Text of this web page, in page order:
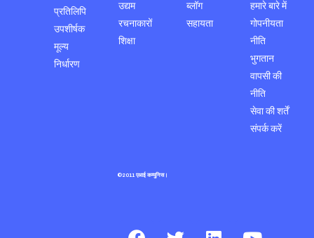
प्रतिलिपि
उपशीर्षक
मूल्य
निर्धारण
उद्यम
रचनाकारों
शिक्षा
ब्लॉग
सहायता
हमारे बारे में
गोपनीयता
नीति
भुगतान
वापसी की
नीति
सेवा की शर्तें
संपर्क करें
©2011 एआई कम्युनिस।